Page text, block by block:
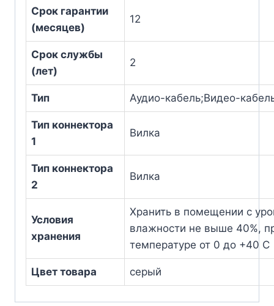
Срок гарантии
(месяцев)
12
Срок службы
(лет)
2
Тип Аудио-кабель;Видео-
Тип коннектора
1
Вилка
Тип коннектора
2
Вилка
Условия
хранения
Хранить в помещении с
влажности не выше 40%,
температуре от 0 до +40 С
Цвет товара серый